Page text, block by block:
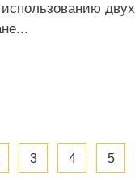
двух
3 4 5